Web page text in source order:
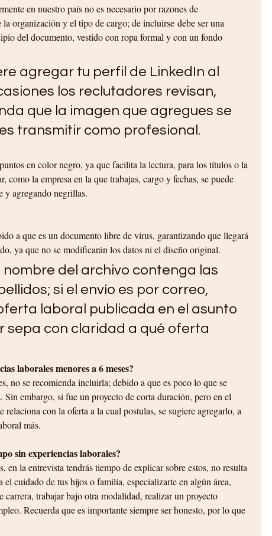
en nuestro país no es necesario por razones de
organización y el tipo de cargo; de incluirse debe ser una
del documento, vestido con ropa formal y con un fondo
agregar tu perfil de LinkedIn al
los reclutadores revisan,
que la imagen que agregues se
transmitir como profesional.
en color negro, ya que facilita la lectura, para los títulos o la
como la empresa en la que trabajas, cargo y fechas, se puede
y agregando negrillas.
a que es un documento libre de virus, garantizando que llegará
ya que no se modificarán los datos ni el diseño original.
del archivo contenga las
si el envío es por correo,
laboral publicada en el asunto
sepa con claridad a qué oferta
laborales menores a 6 meses?
no se recomienda incluirla; debido a que es poco lo que se
Sin embargo, si fue un proyecto de corta duración, pero en el
con la oferta a la cual postulas, se sugiere agregarlo, a
más.
sin experiencias laborales?
en la entrevista tendrás tiempo de explicar sobre estos, no resulta
cuidado de tus hijos o familia, especializarte en algún área,
trabajar bajo otra modalidad, realizar un proyecto
Recuerda que es importante siempre ser honesto, por lo que